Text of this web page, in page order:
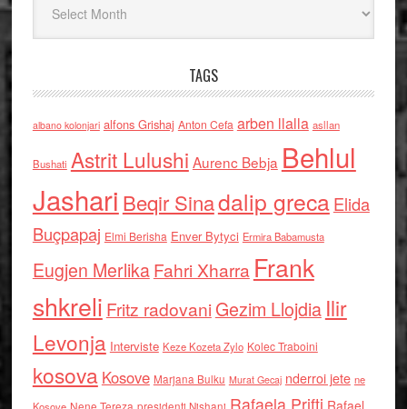
TAGS
albano kolonjari alfons Grishaj Anton Cefa arben llalla asllan
Bushati Astrit Lulushi Aurenc Bebja Behlul
Jashari Beqir Sinadalip grecaElida
Buçpapaj Elmi Berisha Enver Bytyci Ermira Babamusta
Eugjen MerlikaFahri Xharra Frank
shkreli Fritz radovaniGezim Llojdia Ilir
Levonja Interviste Keze Kozeta Zylo Kolec Traboini
kosova Kosove Marjana Bulku Murat Gecaj nderroi jete ne
Nene Tereza Rafaela Prifti Rafael